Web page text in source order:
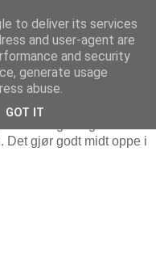
Det gjør godt midt oppe i
to deliver its services
and user-agent are
and security
generate usage
abuse.
GOT IT